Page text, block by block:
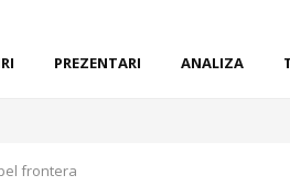
PREZENTARI ANALIZA
frontera